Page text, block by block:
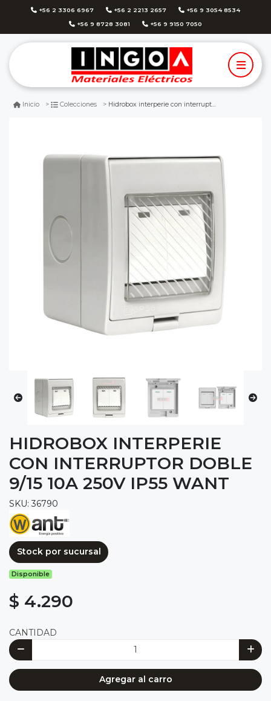
+56 2 3306 6967 +56 2 2213 2657 +56 9 3054 8534
+56 9 8728 3081 +56 9 9150 7050
Inicio Colecciones Hidrobox interperie con interruptor doble 9/15 10a 250v ip55 want
HIDROBOX INTERPERIE
CON INTERRUPTOR DOBLE
9/15 10A 250V IP55 WANT
SKU: 36790
Stock por sucursal
Disponible
$ 4.290
CANTIDAD
Agregar al carro